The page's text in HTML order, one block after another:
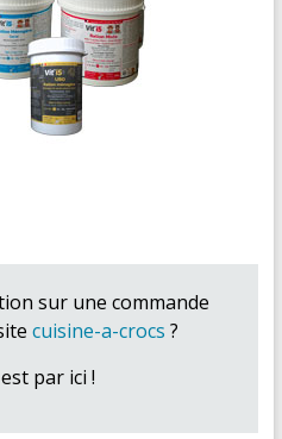
sur une commande
cuisine-a-crocs ?
par ici !